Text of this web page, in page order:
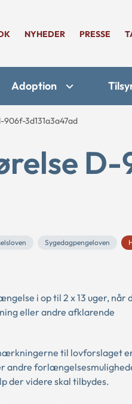
NYHEDER PRESSE
Adoption
3d131a3a47ad
D-
Sygedagpengeloven
i op til 2 x 13 uger, når
eller andre afklarende
til lovforslaget
andre
der videre skal tilbydes.